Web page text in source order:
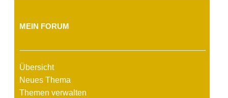
MEIN FORUM
Übersicht
Neues Thema
Themen verwalten